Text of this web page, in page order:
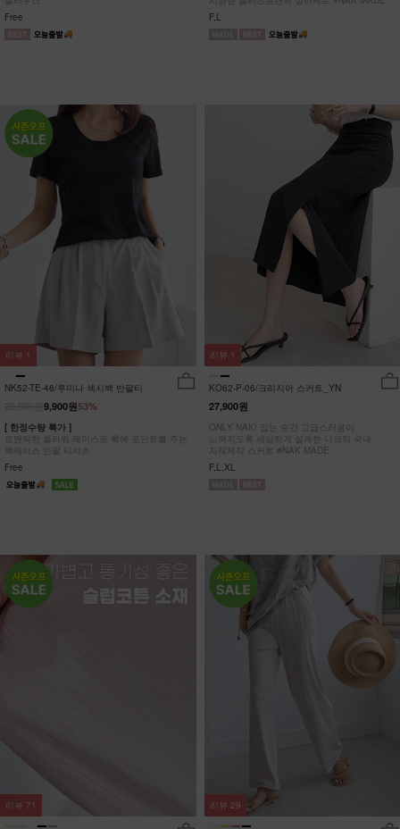
Free
F,L
NK52-TE-46/루미나 섹시백 반팔티
53%
9,900원
[ 한정수량 특가 ]
로맨틱한 플라워 레이스로 룩에 포인트를 주는
백레이스 반팔 티셔츠
Free
리뷰 1
KO62-P-06/크리지아 스커트_YN
27,900원
ONLY NAK! 입는 순간 고급스러움이
느껴지도록 세심하게 설계한 나크의 국내
자체제작 스커트 #NAK MADE.
F,L,XL
리뷰 1
리뷰 71 리뷰 29